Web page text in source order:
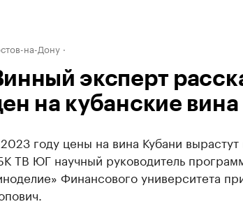
на-Дону
эксперт
на кубанские
году цены на вина Кубани
ТВ ЮГ научный руководитель
Финансового университета